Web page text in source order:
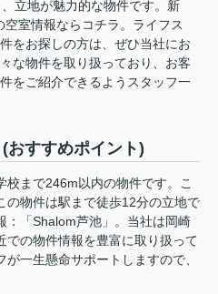
立地が魅力的な物件です。新
室情報ならコチラ。ライフス
をお探しの方は、ぜひ当社にお
な物件を取り扱っており、お客
をご紹介できるようスタッフ一
すすめポイント)
校まで246m以内の物件です。こ
の物件は駅まで徒歩12分の立地で
：「Shalom芦池」。当社は岡崎
での物件情報を豊富に取り扱って
一生懸命サポートしますので、